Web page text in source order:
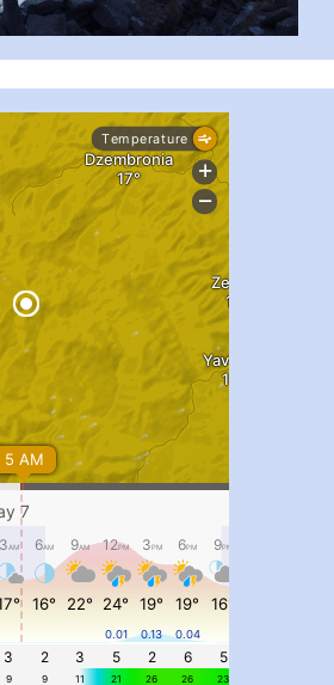
...
pimrec_project
#PipIvanToday...
pimrec_project